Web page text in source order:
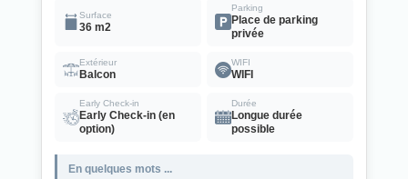
Surface
36 m2
Parking
Place de parking
privée
Extérieur
Balcon
WIFI
WIFI
Early Check-in
Early Check-in (en
option)
Durée
Longue durée
possible
En quelques mots ...